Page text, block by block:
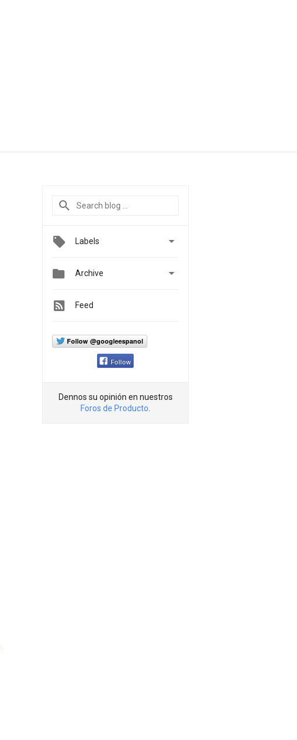
Labels 
 Archive 
Feed
Follow @googleespanol
Follow
Dennos su opinión en nuestros
Foros de Producto